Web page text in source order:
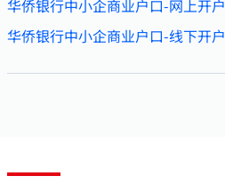
华侨银行中小企商业户口-网上开
华侨银行中小企商业户口-线下开